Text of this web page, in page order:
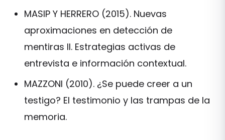
MASIP Y HERRERO (2015). Nuevas
aproximaciones en detección de
mentiras II. Estrategias activas de
entrevista e información contextual.
MAZZONI (2010). ¿Se puede creer a un
testigo? El testimonio y las trampas de la
memoria.